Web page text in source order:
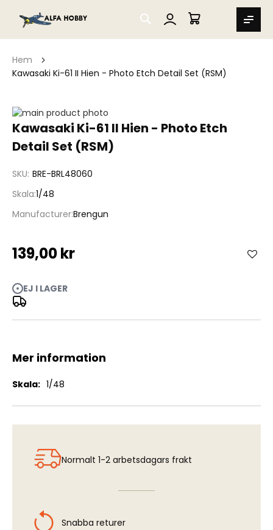
SEARCH
MIN VARUKORG
Hem
Kawasaki Ki-61 II Hien - Photo Etch Detail Set (RSM)
Kawasaki Ki-61 II Hien - Photo Etch
Detail Set (RSM)
SKU BRE-BRL48060
Skala 1/48
ManufacturerBrengun
139,00 kr
EJ I LAGER
Hoppa
till
av
Hoppa
början
bildgalleriet
Mer information
Mer
1/48
Normalt 1-2 arbetsdagars frakt
Snabba returer